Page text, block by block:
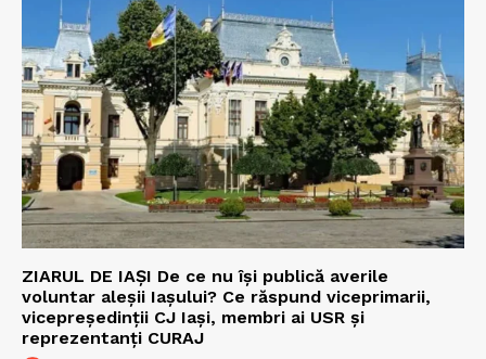
ZIARUL DE IAȘI De ce nu își publică averile
voluntar aleșii Iașului? Ce răspund viceprimarii,
vicepreședinții CJ Iași, membri ai USR și
reprezentanți CURAJ